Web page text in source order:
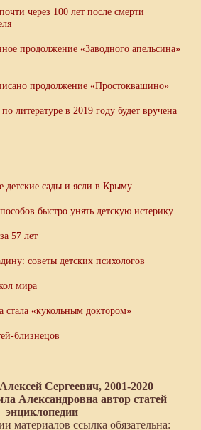
через 100 лет после смерти
продолжение «Заводного апельсина»
продолжение «Простоквашино»
литературе в 2019 году будет вручена
сады и ясли в Крыму
быстро унять детскую истерику
57 лет
советы детских психологов
мира
стала «кукольным доктором»
близнецов
Сергеевич, 2001-2020
Александровна автор статей
энциклопедии
материалов ссылка обязательна: